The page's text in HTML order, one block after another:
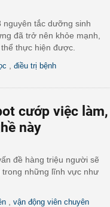
nguyên tắc dưỡng sinh
đã trở nên khỏe mạnh,
thực hiện được.
điều trị bệnh
cướp việc làm,
này
đề hàng triệu người sẽ
những lĩnh vực như
vận động viên chuyên